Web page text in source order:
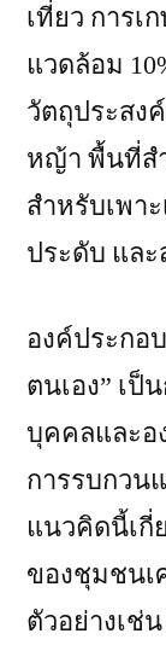
เที่ยว การเ
แวดล้อม
วัตถุประสง
หญ้า พื้นที่ส
สำหรับเพา
ประดับ แล
องค์ประกอ
ตนเอง” เป็
บุคคลและอ
การรบกวน
แนวคิดนี้เกี่
ของชุมชนเ
ตัวอย่างเช่